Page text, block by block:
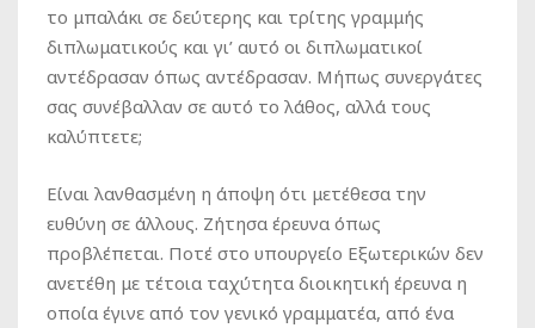
το μπαλάκι σε δεύτερης και τρίτης γραμμής
διπλωματικούς και γι’ αυτό οι διπλωματικοί
αντέδρασαν όπως αντέδρασαν. Μήπως συνεργάτες
σας συνέβαλλαν σε αυτό το λάθος, αλλά τους
καλύπτετε;
Είναι λανθασμένη η άποψη ότι μετέθεσα την
ευθύνη σε άλλους. Ζήτησα έρευνα όπως
προβλέπεται. Ποτέ στο υπουργείο Εξωτερικών δεν
ανετέθη με τέτοια ταχύτητα διοικητική έρευνα η
οποία έγινε από τον γενικό γραμματέα, από ένα